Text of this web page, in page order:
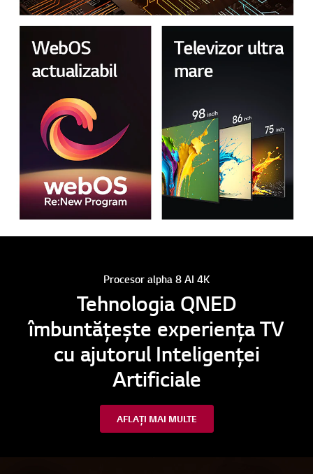
Procesor alpha 8 AI 4K
Tehnologia QNED
îmbuntățește experiența TV
cu ajutorul Inteligenței
Artificiale
AFLAȚI MAI MULTE